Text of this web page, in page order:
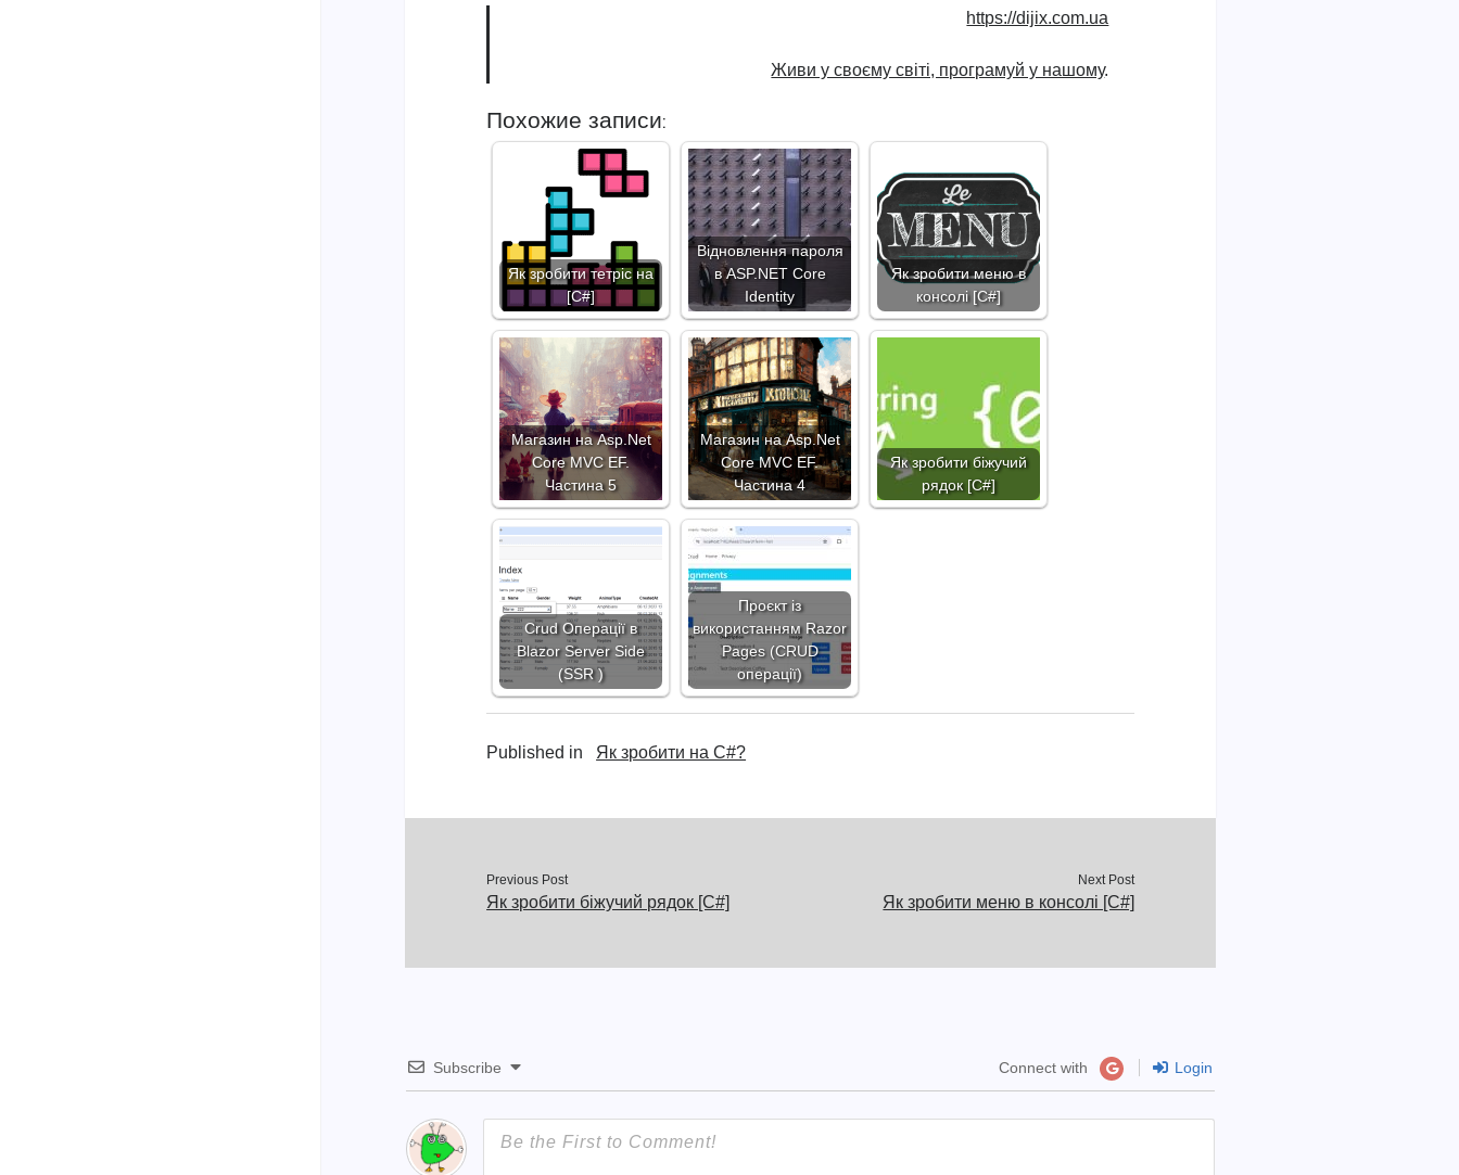
https://dijix.com.ua
Живи у своєму світі, програмуй у нашому.
Похожие записи:
Як зробити тетріс на
[C#]
Відновлення пароля
в ASP.NET Core
Identity
Як зробити меню в
консолі [C#]
Магазин на Asp.Net
Core MVC EF.
Частина 5
Магазин на Asp.Net
Core MVC EF.
Частина 4
Як зробити біжучий
рядок [C#]
Crud Операції в
Blazor Server Side
(SSR )
Проєкт із
використанням Razor
Pages (CRUD
операції)
Published in Як зробити на C#?
Previous Post
Як зробити біжучий рядок [C#]
Next Post
Як зробити меню в консолі [C#]
Subscribe Connect with Login